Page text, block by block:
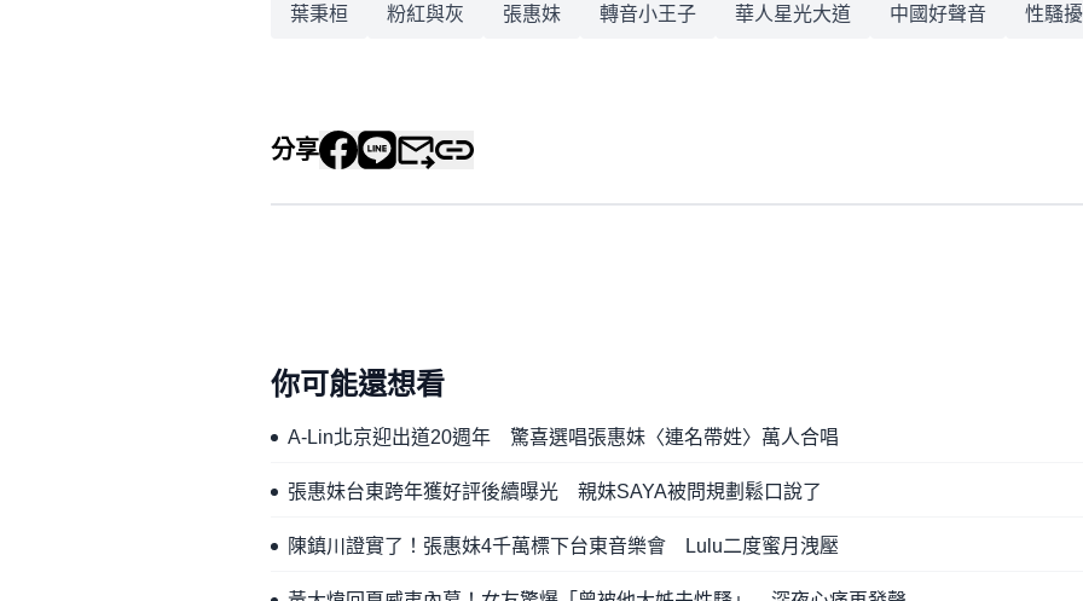
葉秉桓 粉紅與灰 張惠妹 轉音小王子 華人星光大道 中國好聲音 性騷擾
分享
你可能還想看
A-Lin北京迎出道20週年 驚喜選唱張惠妹〈連名帶姓〉萬人合唱
張惠妹台東跨年獲好評後續曝光 親妹SAYA被問規劃鬆口說了
陳鎮川證實了！張惠妹4千萬標下台東音樂會 Lulu二度蜜月洩壓